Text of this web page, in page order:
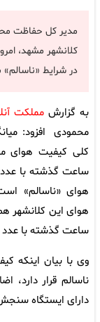
مدیر کل حفاظت
کلانشهر مشهد،
در شرایط «ناسالم»
به گزارش مملکت
محمودی افزود:
هوای «ناسالم»
ساعت گذشته با عدد ۱۲۴ گویای آلودگی هوا در شرایط «ناسالم» است.
وی با بیان اینکه
دارای ایستگاه